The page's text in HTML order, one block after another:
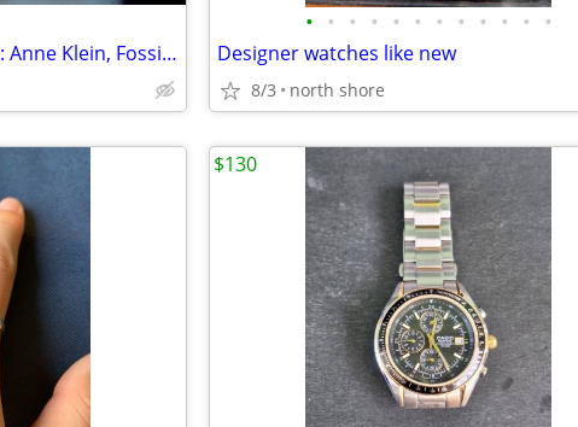
Designer Women's Watces: Anne Klein, Fossil, Donna Karan, Guess
• • • • • • • • • • • •
Designer watches like new
8/3 north shore
$130